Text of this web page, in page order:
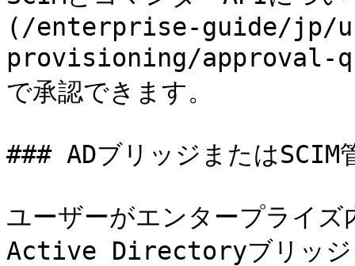
(/enterprise-guide/jp/
provisioning/approval-
で承認できます。
### ADブリッジまたはSCIM
ユーザーがエンタープライズ
Active Directoryブリッジ